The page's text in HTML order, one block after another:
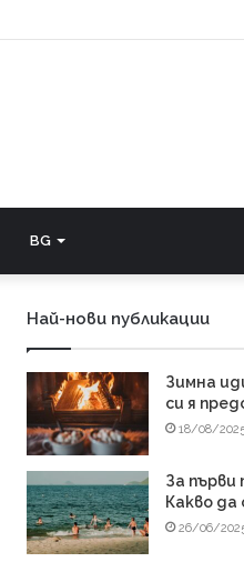
BG
Най-нови публикации
Зимна
си я
18/08/
За първи
Какво да
26/06/